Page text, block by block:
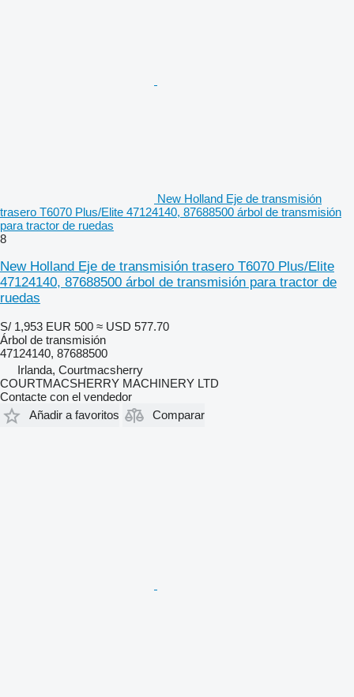
New Holland Eje de transmisión
trasero T6070 Plus/Elite 47124140, 87688500 árbol de transmisión
para tractor de ruedas
8
New Holland Eje de transmisión trasero T6070 Plus/Elite
47124140, 87688500 árbol de transmisión para tractor de
ruedas
S/ 1,953 EUR 500 ≈ USD 577.70
Árbol de transmisión
47124140, 87688500
Irlanda, Courtmacsherry
COURTMACSHERRY MACHINERY LTD
Contacte con el vendedor
Añadir a favoritos
Comparar